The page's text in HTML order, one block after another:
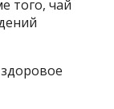
того, чай